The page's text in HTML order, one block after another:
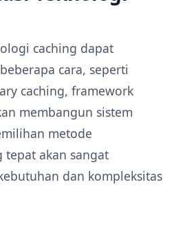
caching dapat
cara, seperti
caching, framework
membangun sistem
metode
tepat akan sangat
dan kompleksitas